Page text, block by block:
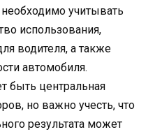
учитывать
использования,
водителя, а также
автомобиля.
быть центральная
но важно учесть, что
результата может